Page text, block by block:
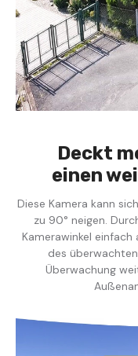
Deckt
einen
Diese Kamera kann
zu 90° neigen.
Kamerawinkel einfach
des
Überwachung